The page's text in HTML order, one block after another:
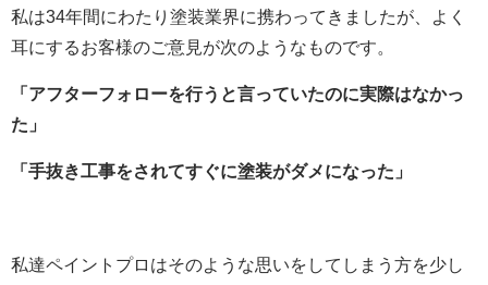
私は34年間にわたり塗装業界に携わってきましたが、よく
耳にするお客様のご意見が次のようなものです。
「アフターフォローを行うと言っていたのに実際はなかっ
た」
「手抜き工事をされてすぐに塗装がダメになった」
私達ペイントプロはそのような思いをしてしまう方を少し